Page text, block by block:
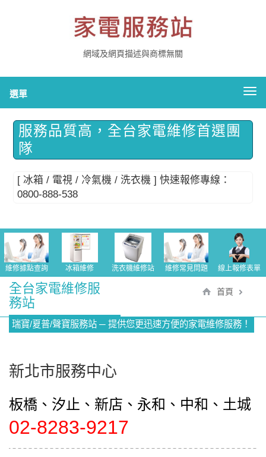
網域及網頁描述與商標無關
選單
切
全台家電服務站專業維修團隊
服務品質高，全台家電維修首選團
隊
[ 冰箱 / 電視 / 冷氣機 / 洗衣機 ] 快速報修專線：
0800-888-538
維修據點查詢 冰箱維修 洗衣機維修站 維修常見問題 線上報修表單
全台家電維修服
務站
首頁
瑞寶/夏普/聲寶服務站 ─ 提供您更迅速方便的家電維修服務！
新北市服務中心
板橋、汐止、新店、永和、中和、土城
02-8283-9217